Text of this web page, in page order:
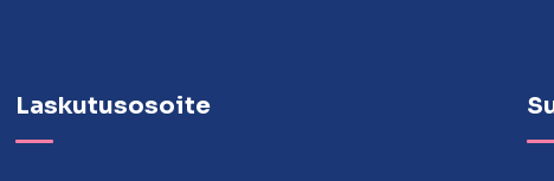
Laskutusosoite